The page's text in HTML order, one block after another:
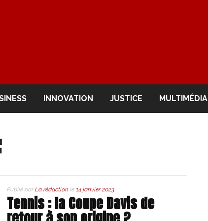
INNOVATION JUSTICE MULTIMÉDIA
Publié par La rédaction le 14 janvier 2023
Tennis : la Coupe Davis de